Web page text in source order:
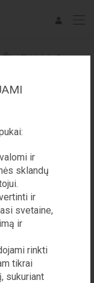
plėtros fondas
ir
sklandų
ir
svetaine,
ir
rinkti
tikrai
sukuriant